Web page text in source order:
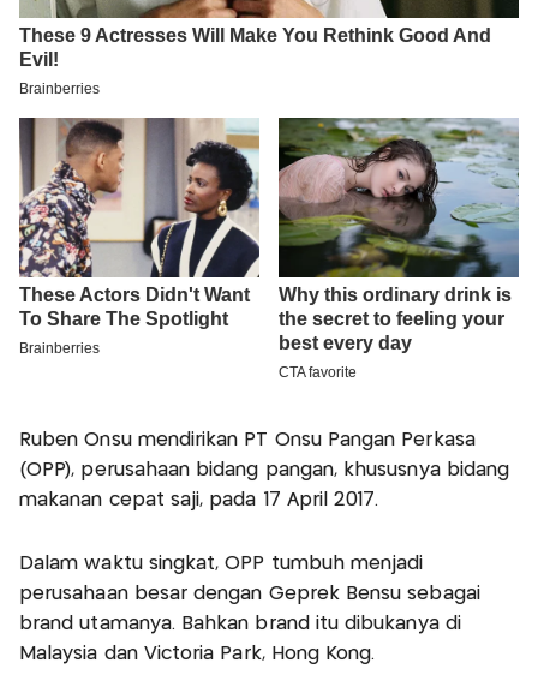
Ruben Onsu mendirikan PT Onsu Pangan Perkasa
(OPP), perusahaan bidang pangan, khususnya bidang
makanan cepat saji, pada 17 April 2017.
Dalam waktu singkat, OPP tumbuh menjadi
perusahaan besar dengan Geprek Bensu sebagai
brand utamanya. Bahkan brand itu dibukanya di
Malaysia dan Victoria Park, Hong Kong.